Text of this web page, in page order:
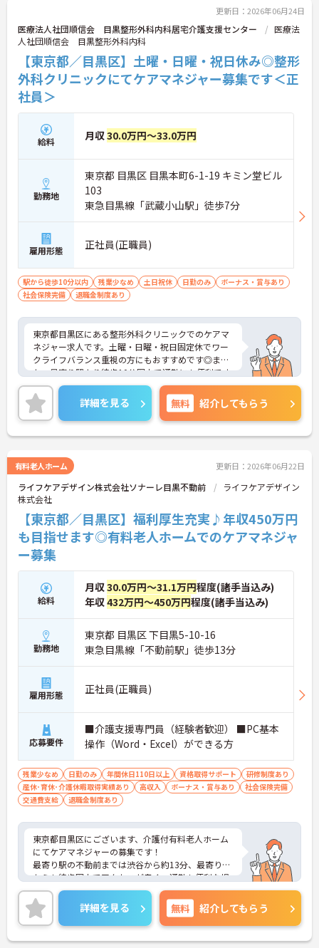
更新日：2026年06月24日
医療法人社団順信会 目黒整形外科内科居宅介護支援センター
医療法
人社団順信会 目黒整形外科内科
【東京都／目黒区】土曜・日曜・祝日休み◎整形
外科クリニックにてケアマネジャー募集です＜正
社員＞
給料 月収30.0万円～33.0万円
勤務地
東京都 目黒区 目黒本町6-1-19 キミン堂ビル
103
東急目黒線「武蔵小山駅」徒歩7分
雇用形態 正社員(正職員)
駅から徒歩10分以内 残業少なめ 土日祝休 日勤のみ
ボーナス・賞与あり
社会保険完備
退職金制度あり
東京都目黒区にある整形外科クリニックでのケアマ
ネジャー求人です。土曜・日曜・祝日固定休でワー
クライフバランス重視の方にもおすすめです◎ま
た、最寄り駅より徒歩10分圏内で通勤にも便利です
♪ご興味のある方は是非お気軽にお問い合わせくだ
さい！
詳細を見る 無料 紹介してもらう
有料老人ホーム 更新日：2026年06月22日
ライフケアデザイン株式会社ソナーレ目黒不動前
ライフケアデザイン
株式会社
【東京都／目黒区】福利厚生充実♪年収450万円
も目指せます◎有料老人ホームでのケアマネジャ
ー募集
給料
月収30.0万円～31.1万円程度(諸手当込み)
年収432万円～450万円程度(諸手当込み)
勤務地
東京都 目黒区 下目黒5-10-16
東急目黒線「不動前駅」徒歩13分
雇用形態 正社員(正職員)
応募要件
■介護支援専門員（経験者歓迎） ■PC基本
操作（Word・Excel）ができる方
残業少なめ 日勤のみ 年間休日110日以上 資格取得サポート
研修制度あり
産休･育休･介護休暇取得実績あり
高収入 ボーナス・賞与あり
社会保険完備
交通費支給
退職金制度あり
東京都目黒区にございます、介護付有料老人ホーム
にてケアマネジャーの募集です！
最寄り駅の不動前までは渋谷から約13分、最寄り駅
からも徒歩圏内でアクセスが良く、通勤も便利な場
所にございます。
ライフケアデザインはソニー・ライフケア株式会社
の100％子会社で、有料老人ホームを運営する会社
で11ホームを運営しています。
長期的に就業して頂きキャリアアップを実現して頂
詳細を見る 無料 紹介してもらう